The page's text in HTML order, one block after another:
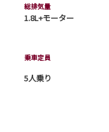
総排気量
1.8L+モーター
乗車定員
5人乗り